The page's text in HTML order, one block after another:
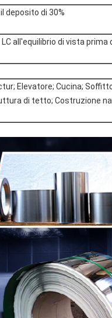
deposito di 30%
all'equilibrio di vista prima
Elevatore; Cucina;
di tetto; Costruzione